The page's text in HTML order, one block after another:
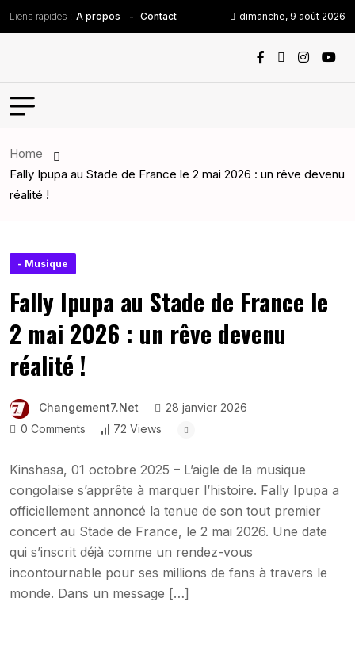
Liens rapides : A propos Contact dimanche, 9 août 2026
Home
Fally Ipupa au Stade de France le 2 mai 2026 : un rêve devenu
réalité !
- Musique
Fally Ipupa au Stade de France le
2 mai 2026 : un rêve devenu
réalité !
Changement7.net
28 janvier 2026
0 Comments
72 Views
Kinshasa, 01 octobre 2025 – L’aigle de la musique
congolaise s’apprête à marquer l’histoire. Fally Ipupa a
officiellement annoncé la tenue de son tout premier
concert au Stade de France, le 2 mai 2026. Une date
qui s’inscrit déjà comme un rendez-vous
incontournable pour ses millions de fans à travers le
monde. Dans un message […]